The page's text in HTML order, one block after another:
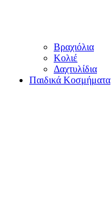
Βραχιόλια
Κολιέ
Δαχτυλίδια
Παιδικά Κοσμήματα